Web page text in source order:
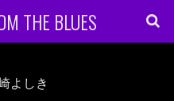
THE BLUES
よしき